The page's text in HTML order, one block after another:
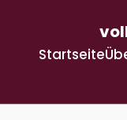
Startseite